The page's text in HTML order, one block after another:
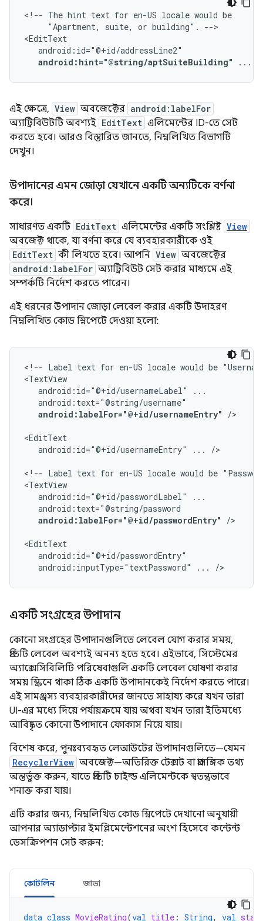
<!-- The hint text for en-US locale would
"Apartment,
suite, or building".
-->
android:hint="@string/aptSuiteBuilding"
...
এই ক্ষেত্রে, View অবজেক্টের android:labelFor
অ্যাট্রিবিউটটি অবশ্যই EditText এলিমেন্টের ID-তে সেট
করতে হবে। আরও বিস্তারিত জানতে, নিম্নলিখিত বিভাগটি
দেখুন।
উপাদানের এমন জোড়া যেখানে একটি অন্যটিকে বর্ণনা
করে।
সাধারণত একটি EditText এলিমেন্টের একটি সংশ্লিষ্ট View
অবজেক্ট থাকে, যা বর্ণনা করে যে ব্যবহারকারীকে ওই
EditText কী লিখতে হবে। আপনি View অবজেক্টের
android:labelFor অ্যাট্রিবিউট সেট করার মাধ্যমে এই
সম্পর্কটি নির্দেশ করতে পারেন।
এই ধরনের উপাদান জোড়া লেবেল করার একটি উদাহরণ
নিম্নলিখিত কোড স্নিপেটে দেওয়া হলো:
<!-- Label text for en-US locale would be
android:id="@+id/usernameLabel"
android:labelFor="@+id/usernameEntry"
/>
android:id="@+id/usernameEntry"
... />
<!-- Label text for en-US locale would be
android:id="@+id/passwordLabel"
android:labelFor="@+id/passwordEntry"
/>
android:inputType="textPassword"
... />
একটি সংগ্রহের উপাদান
কোনো সংগ্রহের উপাদানগুলিতে লেবেল যোগ করার সময়,
প্রতিটি লেবেল অবশ্যই অনন্য হতে হবে। এইভাবে, সিস্টেমের
অ্যাক্সেসিবিলিটি পরিষেবাগুলি একটি লেবেল ঘোষণা করার
সময় স্ক্রিনে থাকা ঠিক একটি উপাদানকেই নির্দেশ করতে পারে।
এই সামঞ্জস্য ব্যবহারকারীদের জানতে সাহায্য করে যখন তারা
UI-এর মধ্যে দিয়ে পর্যায়ক্রমে যায় অথবা যখন তারা ইতিমধ্যে
আবিষ্কৃত কোনো উপাদানে ফোকাস নিয়ে যায়।
বিশেষ করে, পুনঃব্যবহৃত লেআউটের উপাদানগুলিতে—যেমন
RecyclerView অবজেক্ট—অতিরিক্ত টেক্সট বা প্রাসঙ্গিক তথ্য
অন্তর্ভুক্ত করুন, যাতে প্রতিটি চাইল্ড এলিমেন্টকে স্বতন্ত্রভাবে
শনাক্ত করা যায়।
এটি করার জন্য, নিম্নলিখিত কোড স্নিপেটে দেখানো অনুযায়ী
আপনার অ্যাডাপ্টার ইমপ্লিমেন্টেশনের অংশ হিসেবে কন্টেন্ট
ডেসক্রিপশন সেট করুন:
কোটলিন জাভা
data class MovieRating(val title : String, val